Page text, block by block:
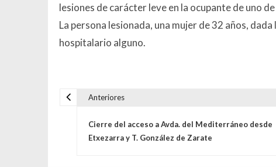
lesiones de carácter leve en la ocupante de uno
La persona lesionada, una mujer de 32 años,
hospitalario alguno.
Anteriores
Cierre del acceso a Avda. del Mediterráneo desde
Etxezarra y T. González de Zarate